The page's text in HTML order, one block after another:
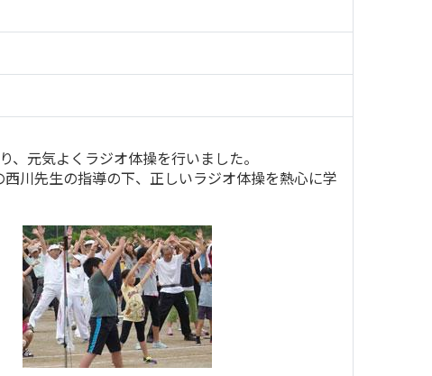
元気よくラジオ体操を行いました。
川先生の指導の下、正しいラジオ体操を熱心に学